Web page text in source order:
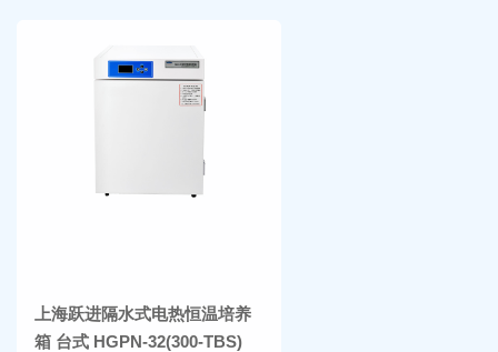
上海跃进隔水式电热恒温培养
箱 台式 HGPN-32(300-TBS)